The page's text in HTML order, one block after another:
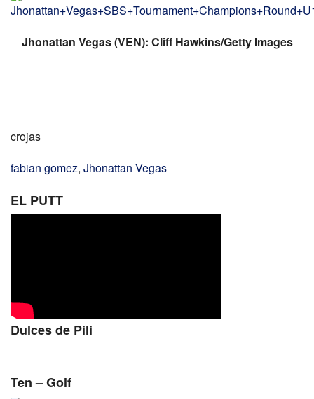
Jhonattan Vegas (VEN): Cliff Hawkins/Getty Images
crojas
fabian gomez, Jhonattan Vegas
EL PUTT
Dulces de Pili
Ten – Golf